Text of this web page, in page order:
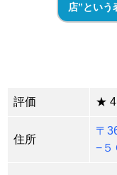
店”という
評価 ★
住所
〒
−５